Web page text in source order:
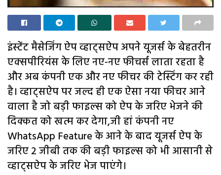
इंस्टेंट मैसेजिंग ऐप व्हाट्सऐप अपने यूजर्स के बेहतरीन
एक्सपीरियंस के लिए नए-नए फीचर्स लाता रहता है
और अब कंपनी एक और नए फीचर की टेस्टिंग कर रही
है। व्हाट्सऐप पर जल्द ही एक ऐसा नया फीचर आने
वाला है जो बड़ी फाइल्स को ऐप के जरिए भेजने की
दिक्कत को खत्म कर देगा,जी हां कंपनी नए
WhatsApp Feature के आने के बाद यूजर्स ऐप के
जरिए 2 जीबी तक की बड़ी फाइल्स को भी आसानी से
व्हाट्सऐप के जरिए भेज पाएंगे।